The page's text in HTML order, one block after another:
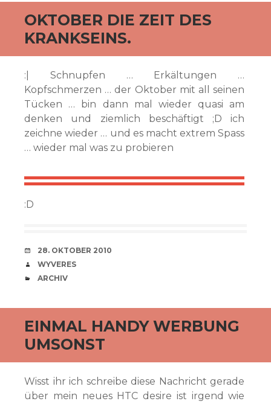
OKTOBER DIE ZEIT DES
KRANKSEINS.
:| Schnupfen … Erkältungen …
Kopfschmerzen … der Oktober mit all seinen
Tücken … bin dann mal wieder quasi am
denken und ziemlich beschäftigt ;D ich
zeichne wieder … und es macht extrem Spass
… wieder mal was zu probieren
:D
VERABREDUNG
28. OKTOBER 2010
VERFASSER
WYVERES
CATEGORIES
ARCHIV
EINMAL HANDY WERBUNG
UMSONST
Wisst ihr ich schreibe diese Nachricht gerade
über mein neues HTC desire ist irgend wie